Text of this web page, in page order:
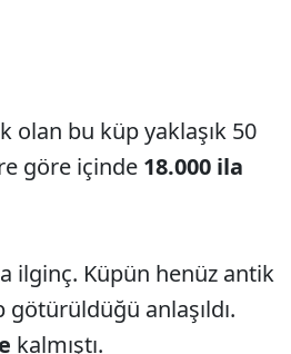
olan bu küp yaklaşık 50
göre içinde 18.000 ila
ilginç. Küpün henüz antik
götürüldüğü anlaşıldı.
kalmıştı.